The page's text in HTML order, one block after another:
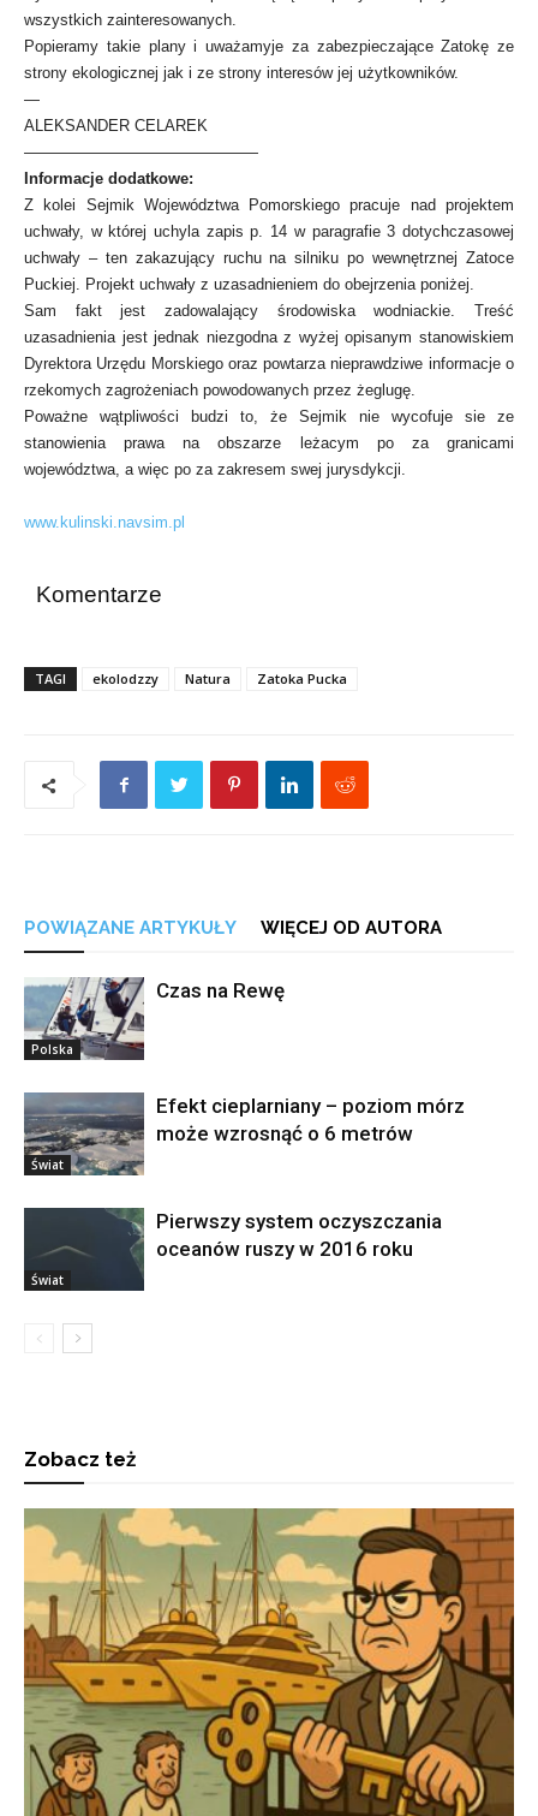
wszystkich zainteresowanych.
Popieramy takie plany i uważamyje za zabezpieczające Zatokę ze
strony ekologicznej jak i ze strony interesów jej użytkowników.
—
ALEKSANDER CELAREK
———————————————
Informacje dodatkowe:
Z kolei Sejmik Województwa Pomorskiego pracuje nad projektem
uchwały, w której uchyla zapis p. 14 w paragrafie 3 dotychczasowej
uchwały – ten zakazujący ruchu na silniku po wewnętrznej Zatoce
Puckiej. Projekt uchwały z uzasadnieniem do obejrzenia poniżej.
Sam fakt jest zadowalający środowiska wodniackie. Treść
uzasadnienia jest jednak niezgodna z wyżej opisanym stanowiskiem
Dyrektora Urzędu Morskiego oraz powtarza nieprawdziwe informacje o
rzekomych zagrożeniach powodowanych przez żeglugę.
Poważne wątpliwości budzi to, że Sejmik nie wycofuje sie ze
stanowienia prawa na obszarze leżacym po za granicami
województwa, a więc po za zakresem swej jurysdykcji.
www.kulinski.navsim.pl
Komentarze
TAGI ekolodzzy Natura Zatoka Pucka
POWIĄZANE ARTYKUŁY WIĘCEJ OD AUTORA
Polska
Czas na Rewę
Świat
Efekt cieplarniany – poziom mórz
może wzrosnąć o 6 metrów
Świat
Pierwszy system oczyszczania
oceanów ruszy w 2016 roku
Zobacz też